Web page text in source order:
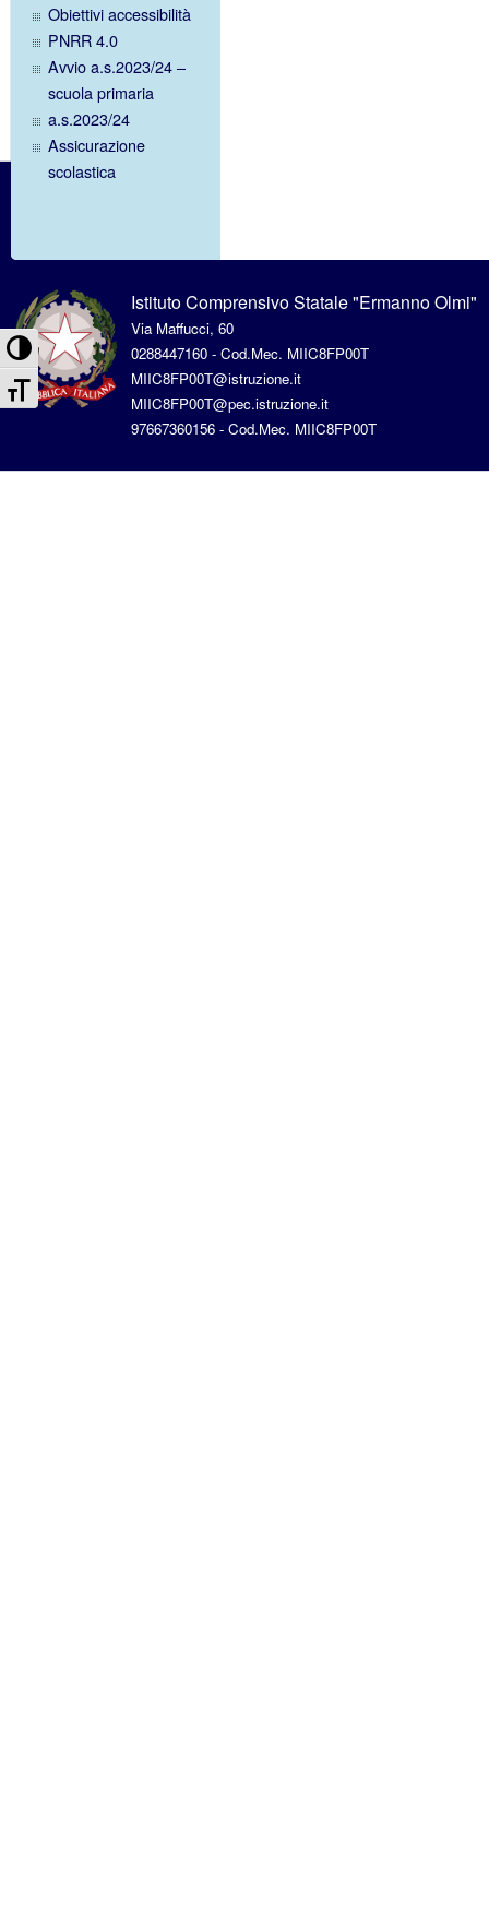
Attiva/disattiva alto contrasto
Attiva/disattiva dimensione testo
Obiettivi accessibilità
PNRR 4.0
Avvio a.s.2023/24 –
scuola primaria
a.s.2023/24
Assicurazione
scolastica
Istituto Comprensivo Statale "Ermanno Olmi"
Via Maffucci, 60
0288447160 - Cod.Mec. MIIC8FP00T
MIIC8FP00T@istruzione.it
MIIC8FP00T@pec.istruzione.it
97667360156 - Cod.Mec. MIIC8FP00T